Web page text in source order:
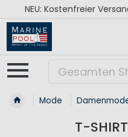
NEU: Kostenfreier
Mode
T-